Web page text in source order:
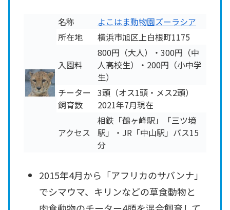
名称
よこはま動物園ズーラシア
所在地
横浜市旭区上白根町1175
入園料
800円（大人）・300円（中
人高校生）・200円（小中学
生）
チーター
飼育数
3頭（オス1頭・メス2頭）
2021年7月現在
アクセス
相鉄「鶴ヶ峰駅」「三ツ境
駅」・JR「中山駅」バス15
分
2015年4月から「アフリカのサバンナ」
でシマウマ、キリンなどの草食動物と